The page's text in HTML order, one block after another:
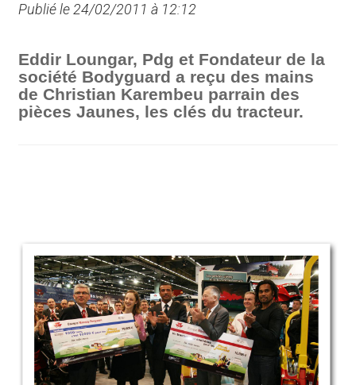
Publié le 24/02/2011 à 12:12
Eddir Loungar, Pdg et Fondateur de la
société Bodyguard a reçu des mains
de Christian Karembeu parrain des
pièces Jaunes, les clés du tracteur.